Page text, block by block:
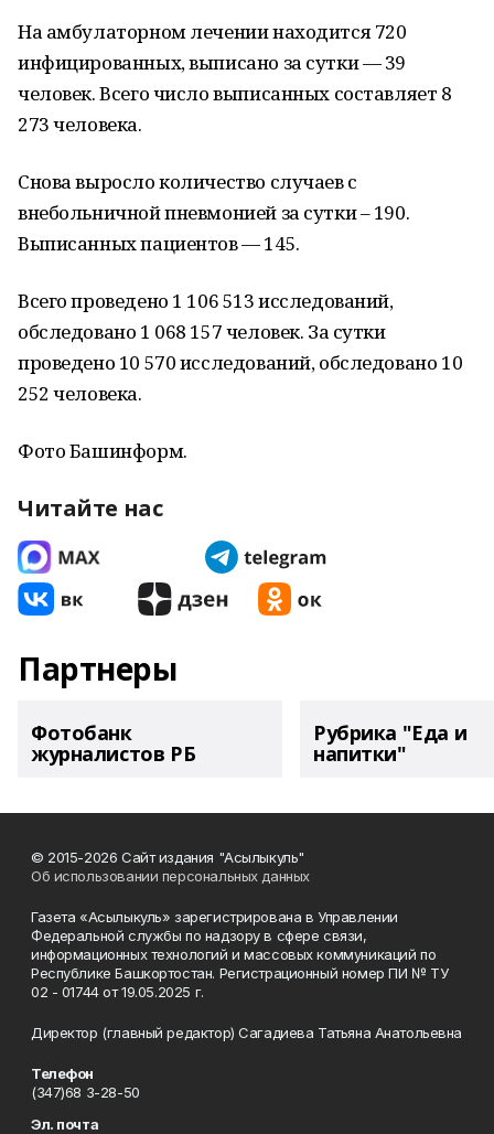
На амбулаторном лечении находится 720
инфицированных, выписано за сутки — 39
человек. Всего число выписанных составляет 8
273 человека.
Снова выросло количество случаев с
внебольничной пневмонией за сутки – 190.
Выписанных пациентов — 145.
Всего проведено 1 106 513 исследований,
обследовано 1 068 157 человек. За сутки
проведено 10 570 исследований, обследовано 10
252 человека.
Фото Башинформ.
Читайте нас
Партнеры
Фотобанк
журналистов РБ
Рубрика "Еда и
напитки"
© 2015-2026 Сайт издания "Асылыкуль"
Об использовании персональных данных
Газета «Асылыкуль» зарегистрирована в Управлении
Федеральной службы по надзору в сфере связи,
информационных технологий и массовых коммуникаций по
Республике Башкортостан. Регистрационный номер ПИ № ТУ
02 - 01744 от 19.05.2025 г.
Директор (главный редактор) Сагадиева Татьяна Анатольевна
Телефон
(347)68 3-28-50
Эл. почта